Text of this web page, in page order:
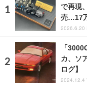
で再現
売…17
2026.6.20
「
カ、ソ
ログ】
2024.12.4